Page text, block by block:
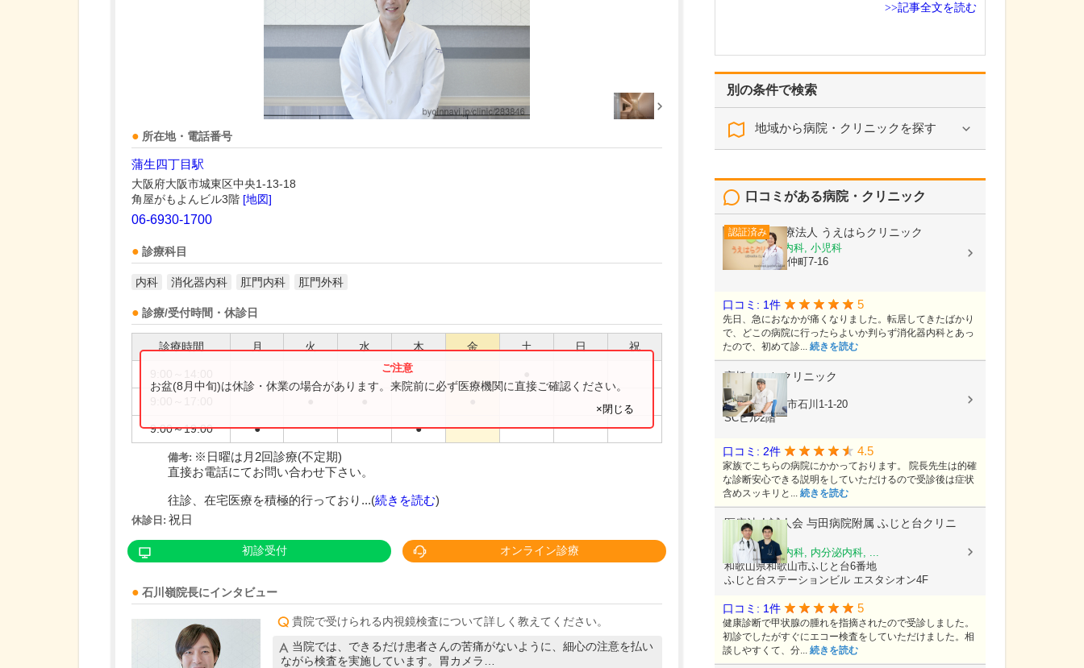
所在地・電話番号
蒲生四丁目駅
大阪府大阪市城東区中央1-13-18
角屋がもよんビル3階 [地図]
06-6930-1700
診療科目
内科 消化器内科 肛門内科 肛門外科
診療/受付時間・休診日
診療時間 月 火 水 木 金 土 日 祝
9:00～19:00 ● ●
お盆(8月中旬)は休診・休業の場合があります。来院前に必ず医療機関に直接ご確認ください。
×閉じる
備考: ※日曜は月2回診療(不定期)
直接お電話にてお問い合わせ下さい。
往診、在宅医療を積極的行っており...(続きを読む)
休診日: 祝日
初診受付 オンライン診療
石川嶺院長にインタビュー
貴院で受けられる内視鏡検査について詳しく教えてください。
当院では、できるだけ患者さんの苦痛がないように、細心の注意を払い
ながら検査を実施しています。胃カメラ…
別の条件で検索
地域から病院・クリニックを探す
口コミがある病院・クリニック
認証済み 医療法人 うえはらクリニック
内科, 消化器内科, 小児科
長野県茅野市仲町7-16
口コミ: 1件 5
先日、急におなかが痛くなりました。転居してきたばかり
で、どこの病院に行ったらよいか判らず消化器内科とあっ
たので、初めて診... 続きを読む
高橋まことクリニック
内科, 外科
神奈川県藤沢市石川1-1-20
SCビル2階
口コミ: 2件 4.5
家族でこちらの病院にかかっております。 院長先生は的確
な診断安心できる説明をしていただけるので受診後は症状
含めスッキリと... 続きを読む
医療法人誠人会 与田病院附属 ふじと台クリニ
ック
内科, 糖尿病内科, 内分泌内科, ...
和歌山県和歌山市ふじと台6番地
ふじと台ステーションビル エスタシオン4F
口コミ: 1件 5
健康診断で甲状腺の腫れを指摘されたので受診しました。
初診でしたがすぐにエコー検査をしていただけました。相
談しやすくて、分... 続きを読む
>>記事全文を読む